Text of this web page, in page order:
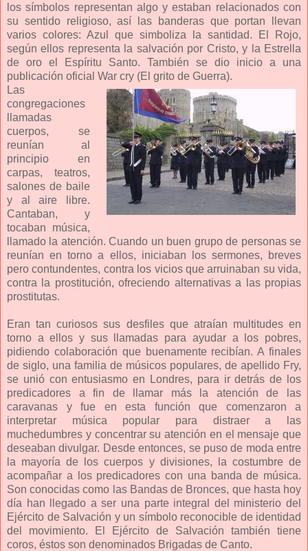
los símbolos representan algo y estaban relacionados con
su sentido religioso, así las banderas que portan llevan
varios colores: Azul que simboliza la santidad. El Rojo,
según ellos representa la salvación por Cristo, y la Estrella
de oro el Espíritu Santo. También se dio inicio a una
publicación oficial War cry (El grito de Guerra).
Las
congregaciones
llamadas
cuerpos, se
reunían al
principio en
carpas, teatros,
salones de baile
y al aire libre.
Cantaban, y
tocaban música,
llamado la atención. Cuando un buen grupo de personas se
reunían en torno a ellos, iniciaban los sermones, breves
pero contundentes, contra los vicios que arruinaban su vida,
contra la prostitución, ofreciendo alternativas a las propias
prostitutas.
Eran tan curiosos sus desfiles que atraían multitudes en
torno a ellos y sus llamadas para ayudar a los pobres,
pidiendo colaboración que buenamente recibían. A finales
de siglo, una familia de músicos populares, de apellido Fry,
se unió con entusiasmo en Londres, para ir detrás de los
predicadores a fin de llamar más la atención de las
caravanas y fue en esta función que comenzaron a
interpretar música popular para distraer a las
muchedumbres y concentrar su atención en el mensaje que
deseaban divulgar. Desde entonces, se puso de moda entre
la mayoría de los cuerpos y divisiones, la costumbre de
acompañar a los predicadores con una banda de música.
Son conocidas como las Bandas de Bronces, que hasta hoy
día han llegado a ser una parte integral del ministerio del
Ejército de Salvación y un símbolo reconocible de identidad
del movimiento. El Ejército de Salvación también tiene
coros, éstos son denominados Brigadas de Canto.